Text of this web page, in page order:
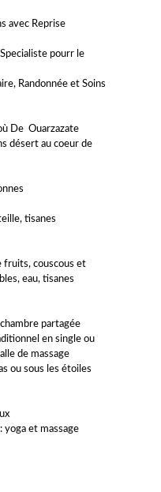
avec Reprise
pourr le
Randonnée et Soins
De Ouarzazate
désert au coeur de
tisanes
fruits, couscous et
eau, tisanes
partagée
en single ou
de massage
ou sous les étoiles
yoga et massage